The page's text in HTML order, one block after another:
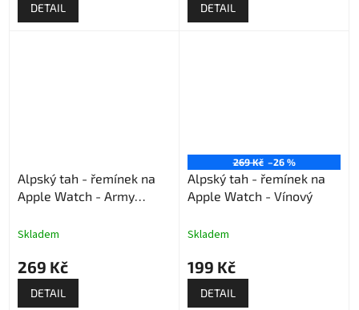
DETAIL DETAIL
Alpský tah - řemínek na
Apple Watch - Army
Skladem
269 Kč
DETAIL
269 Kč –26 %
Alpský tah - řemínek na
Apple Watch - Vínový
Skladem
199 Kč
DETAIL